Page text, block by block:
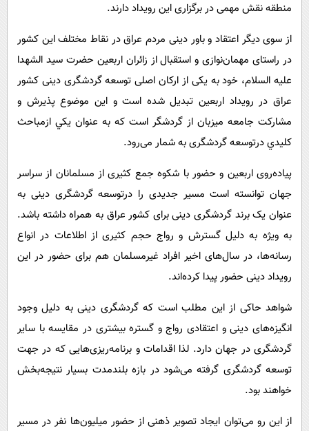
منطقه نقش مهمی در برگزاری این رویداد دارند.
از سوی دیگر اعتقاد و باور دینی مردم عراق در نقاط مختلف این کشور
در راستای مهمان‌نوازی و استقبال از زائران اربعین حضرت سید الشهدا
علیه السلام، خود به یکی از ارکان اصلی توسعه گردشگری دینی کشور
عراق در رویداد اربعین تبدیل شده است و این موضوع پذیرش و
مشارکت جامعه میزبان از گردشگر است که به عنوان يكي ازمباحث
كليدي درتوسعه گردشگری به شمار می‌رود.
پیاده‌روی اربعین و حضور با شکوه جمع کثیری از مسلمانان از سراسر
جهان توانسته است مسیر جدیدی را درتوسعه گردشگری دینی به
عنوان یک برند گردشگری دینی برای کشور عراق به همراه داشته باشد.
به ویژه به دلیل گسترش و رواج حجم کثیری از اطلاعات در انواع
رسانه‌ها، در سال‌های اخیر افراد غیرمسلمان هم برای حضور در این
رویداد دینی حضور پیدا کرده‌اند.
شواهد حاکی از این مطلب است که گردشگری دینی به دلیل وجود
انگیزه‌های دینی و اعتقادی رواج و گستره بیشتری در مقایسه با سایر
گردشگری در جهان دارد. لذا اقدامات و برنامه‌ریزی‌هایی که در جهت
توسعه گردشگری گرفته می‌شود در بازه بلندمدت بسیار نتیجه‌بخش
خواهند بود.
از این رو می‌توان ایجاد تصویر ذهنی از حضور میلیون‌ها نفر در مسیر